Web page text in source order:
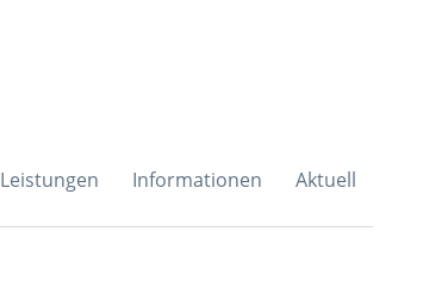
Leistungen Informationen Aktuell